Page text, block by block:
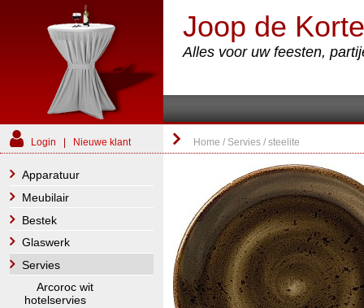
Joop de
Alles voor uw feesten,
Login Nieuwe klant Home / Servies /steelite
Apparatuur
Meubilair
Bestek
Glaswerk
Servies
Arcoroc wit
hotelservies